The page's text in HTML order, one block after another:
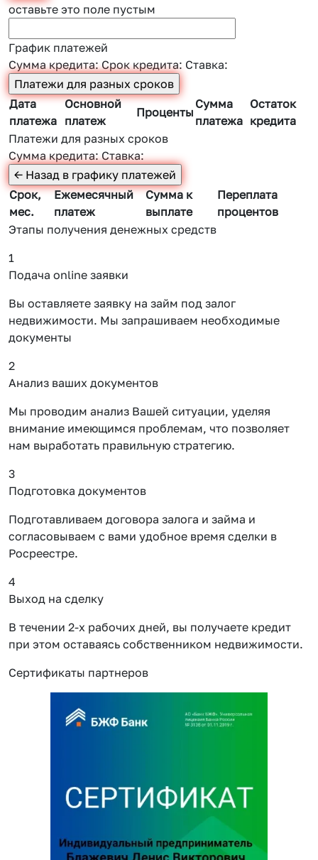
оставьте это поле пустым
График платежей
Сумма кредита:Срок кредита: Ставка:
Дата
платежа
Основной
платеж
Проценты
Сумма
платежа
Остаток
кредита
Платежи для разных сроков
Сумма кредита:Ставка:
Срок,
мес.
Ежемесячный
платеж
Сумма к
выплате
Переплата
процентов
Этапы получения денежных средств
1
Подача online заявки
Вы оставляете заявку на займ под залог
недвижимости. Мы запрашиваем необходимые
документы
2
Анализ ваших документов
Мы проводим анализ Вашей ситуации, уделяя
внимание имеющимся проблемам, что позволяет
нам выработать правильную стратегию.
3
Подготовка документов
Подготавливаем договора залога и займа и
согласовываем с вами удобное время сделки в
Росреестре.
4
Выход на сделку
В течении 2-х рабочих дней, вы получаете кредит
при этом оставаясь собственником недвижимости.
Сертификаты партнеров